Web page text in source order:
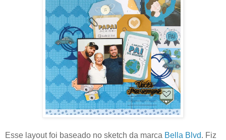
Esse layout foi baseado no sketch da marca Bella Blvd. Fiz